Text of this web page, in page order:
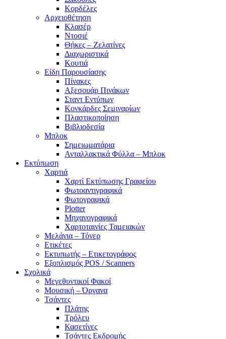
Κορδέλες
Αρχειοθέτηση
Κλασέρ
Ντοσιέ
Θήκες – Ζελατίνες
Διαχωριστικά
Κουτιά
Είδη Παρουσίασης
Πίνακες
Αξεσουάρ Πινάκων
Σταντ Εντύπων
Κονκάρδες Σεμιναρίων
Πλαστικοποίηση
Βιβλιοδεσία
Μπλοκ
Σημειωματάρια
Ανταλλακτικά Φύλλα – Μπλοκ
Εκτύπωση
Χαρτιά
Χαρτί Εκτύπωσης Γραφείου
Φωτοαντιγραφικά
Φωτογραφικά
Plotter
Μηχανογραφικά
Χαρτοταινίες Ταμειακών
Μελάνια – Τόνερ
Ετικέτες
Εκτυπωτής – Ετικετογράφος
Εξοπλισμός POS / Scanners
Σχολικά
Μεγεθυντικοί Φακοί
Μουσική – Όργανα
Τσάντες
Πλάτης
Τρόλευ
Κασετίνες
Τσάντες Εκδρομής